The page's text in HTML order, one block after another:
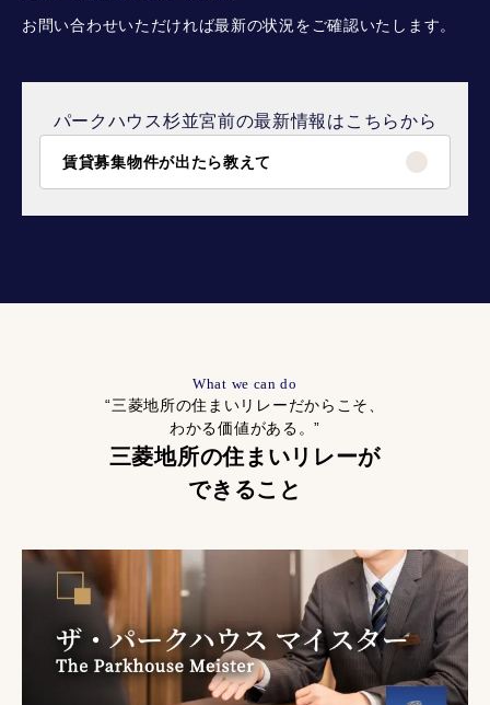
お問い合わせいただければ最新の状況をご確認いたします。
パークハウス杉並宮前の最新情報はこちらから
賃貸募集物件が出たら教えて
What we can do
“三菱地所の住まいリレーだからこそ、
わかる価値がある。”
三菱地所の住まいリレーが
できること